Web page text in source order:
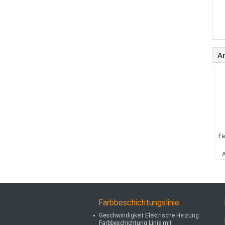
Farbbeschichtungslinie
Geschwindigkeit Elektrische Heizung
Farbbeschichtung Linie mit